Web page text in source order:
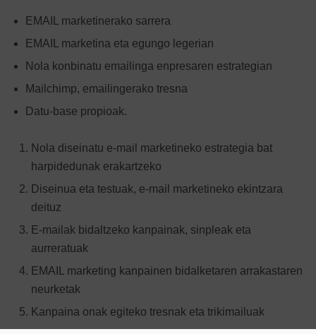
EMAIL marketinerako sarrera
EMAIL marketina eta egungo legerian
Nola konbinatu emailinga enpresaren estrategian
Mailchimp, emailingerako tresna
Datu-base propioak.
Nola diseinatu e-mail marketineko estrategia bat
harpidedunak erakartzeko
Diseinua eta testuak, e-mail marketineko ekintzara
deituz
E-mailak bidaltzeko kanpainak, sinpleak eta
aurreratuak
EMAIL marketing kanpainen bidalketaren arrakastaren
neurketak
Kanpaina onak egiteko tresnak eta trikimailuak